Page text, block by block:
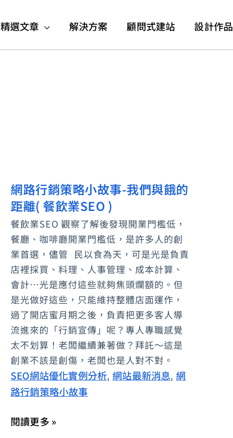
精選文章 解決方案 顧問式建站 設計作品
網路行銷策略小故事-我們與餓的
距離( 餐飲業SEO )
餐飲業SEO 觀察了解後發現開業門檻低，
餐廳、咖啡廳開業門檻低，是許多人的創
業首選，儘管 民以食為天，可是光是負責
店裡採買、料理、人事管理、成本計算、
會計…光是應付這些就夠焦頭爛額的。但
是光做好這些，只能維持整體店面運作，
過了開店蜜月期之後，負責把更多客人導
流進來的「行銷宣傳」呢？專人專職感覺
太不划算！老闆繼續兼著做？拜託～這是
創業不該是創傷，老闆也是人對不對。
SEO網站優化實例分析, 網站最新消息, 網
路行銷策略小故事
網
路
行
銷
策
略
小
故
事-
我
們
與
餓
的
距
離
閱讀更多 »